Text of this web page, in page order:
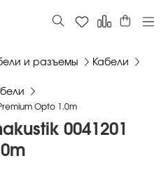
и разъемы
Кабели
Opto 1.0m
0041201